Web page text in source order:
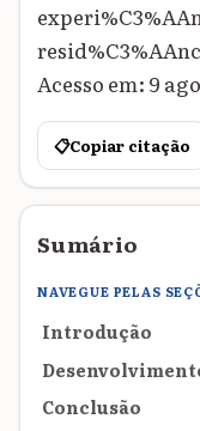
Acesso em: 9
📋Copiar citação
Sumário
NAVEGUE PELAS
Introdução
Conclusão